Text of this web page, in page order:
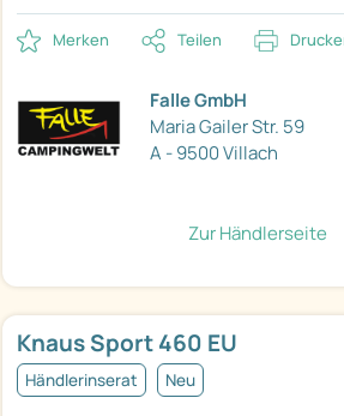
Merken Teilen
Falle GmbH
Maria Gailer Str. 59
A - 9500 Villach
Zur Händlerseite
Knaus Sport 460 EU
Händlerinserat Neu